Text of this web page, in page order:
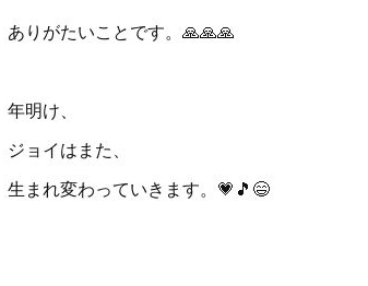
ありがたいことです。🙏🙏🙏
年明け、
ジョイはまた、
生まれ変わっていきます。💗🎵😄